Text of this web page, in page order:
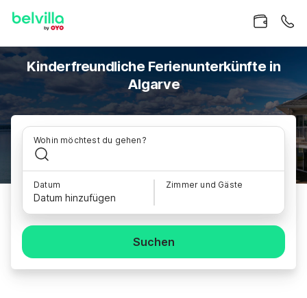
Kinderfreundliche Ferienunterkünfte in
Algarve
Wohin möchtest du gehen?
Datum
Datum hinzufügen
Zimmer und Gäste
Suchen